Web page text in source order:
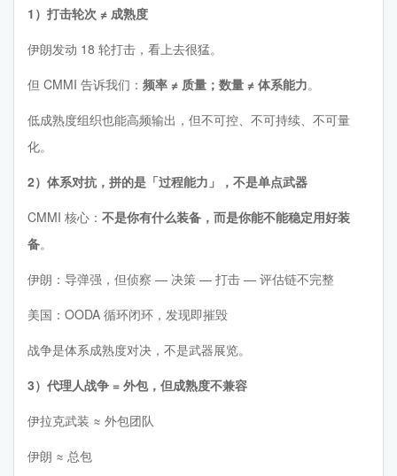
1）打击轮次 ≠ 成熟度
伊朗发动 18 轮打击，看上去很猛。
但 CMMI 告诉我们： 频率 ≠ 质量；数量 ≠ 体系能力。
低成熟度组织也能高频输出，但不可控、不可持续、不可量
化。
2）体系对抗，拼的是「过程能力」，不是单点武器
CMMI 核心： 不是你有什么装备，而是你能不能稳定用好装
备。
伊朗：导弹强，但侦察 — 决策 — 打击 — 评估链不完整
美国：OODA 循环闭环，发现即摧毁
战争是体系成熟度对决，不是武器展览。
3）代理人战争 = 外包，但成熟度不兼容
伊拉克武装 ≈ 外包团队
伊朗 ≈ 总包